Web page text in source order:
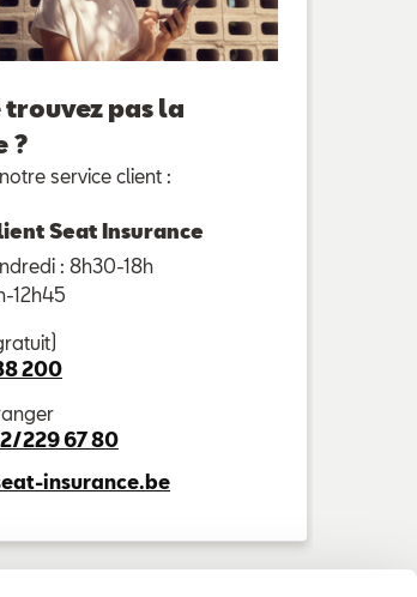
trouvez pas la
?
service client :
Seat Insurance
: 8h30-18h
12h45
200
229 67 80
insurance.be